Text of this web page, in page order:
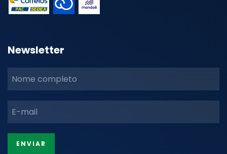
Newsletter